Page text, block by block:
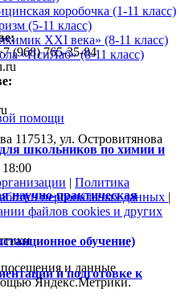
коробочка (1-11 класс)
(5-11 класс)
XXI века» (8-11 класс)
«ПсиЛаб» (8-11 класс)
помощи
школьников по химии и
научно-практическая
обучение)
и подготовке к
(968) 765-35-84
117513, ул. Островитянова
| Политика
персональных данных |
файлов cookies и других
посещения и данные
Яндекс.Метрики.